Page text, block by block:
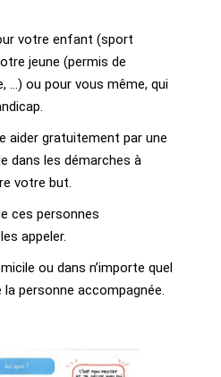
votre enfant (sport
jeune (permis de
…) ou pour vous même, qui
aider gratuitement par une
dans les démarches à
votre but.
ces personnes
appeler.
ou dans n’importe quel
la personne accompagnée.